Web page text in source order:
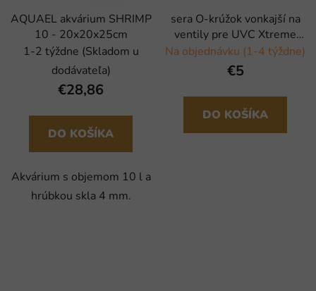
AQUAEL akvárium SHRIMP
10 - 20x20x25cm
1-2 týždne (Skladom u
dodávateľa)
€28,86
DO KOŠÍKA
Akvárium s objemom 10 l a
hrúbkou skla 4 mm.
sera O-krúžok vonkajší na
ventily pre UVC Xtreme
1200 - 2 ks
Na objednávku (1-4 týždne)
€5
DO KOŠÍKA